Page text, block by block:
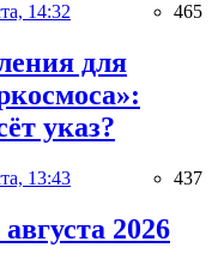
14:32 465
для
указ?
13:43 437
2026